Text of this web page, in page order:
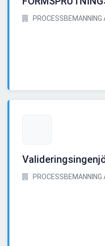
PROCESSBEMANNING
PROCESSBEMANNING